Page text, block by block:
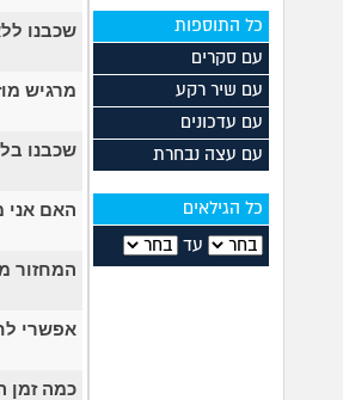
כל התוספות
עם סקרים
עם שיר רקע
עם עדכונים
עם עצה נבחרת
כל הגילאים
עד
שכבנו
מרגיש
שכבנו
האם אני
המחזור
אפשרי
כמה זמן